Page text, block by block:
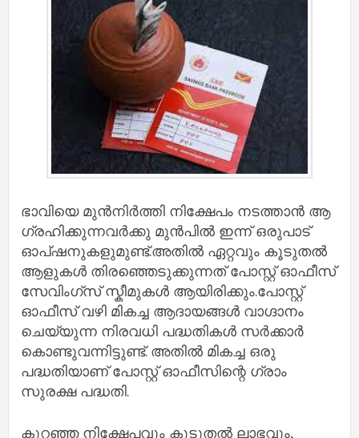
ഭാവിയെ മുന്‍നിര്‍ത്തി നിക്ഷേപം നടത്താന്‍ ആ​
ഗ്രഹിക്കുന്നവര്‍ക്കു മുന്‍പില്‍ ഇന്ന് ഒരുപാട്
ഓപ്ഷനുകളുമുണ്ട്.അതില്‍ ഏറ്റവും കൂടുതല്‍
ആളുകള്‍ തിരഞ്ഞെടുക്കുന്നത് പോസ്റ്റ് ഓഫീസ്
സേവിം​ഗ്സ് സ്കീമുകള്‍ ആയിരിക്കും.പോസ്റ്റ്
ഓഫീസ് വഴി മികച്ച ആദായങ്ങള്‍ വാ​ഗ്ദാനം
ചെയ്യുന്ന നിരവധി പദ്ധതികള്‍ സര്‍ക്കാര്‍
കൊണ്ടുവന്നിട്ടുണ്ട്. അതില്‍ മികച്ച ഒരു
പദ്ധതിയാണ് പോസ്റ്റ് ഓഫീസിന്റെ ​ഗ്രാം
സുരക്ഷ പദ്ധതി.
കുറഞ്ഞ നിക്ഷേപവും കൂടുതല്‍ ലാഭവും,